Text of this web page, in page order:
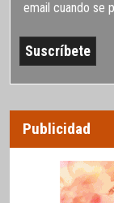
email cuando se
Publicidad